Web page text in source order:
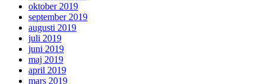
oktober 2019
september 2019
augusti 2019
juli 2019
juni 2019
maj 2019
april 2019
mars 2019